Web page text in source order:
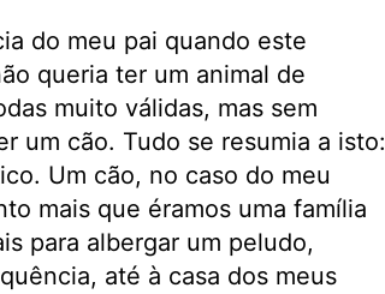
do meu pai quando este
queria ter um animal de
muito válidas, mas sem
um cão. Tudo se resumia a isto:
Um cão, no caso do meu
mais que éramos uma família
para albergar um peludo,
até à casa dos meus